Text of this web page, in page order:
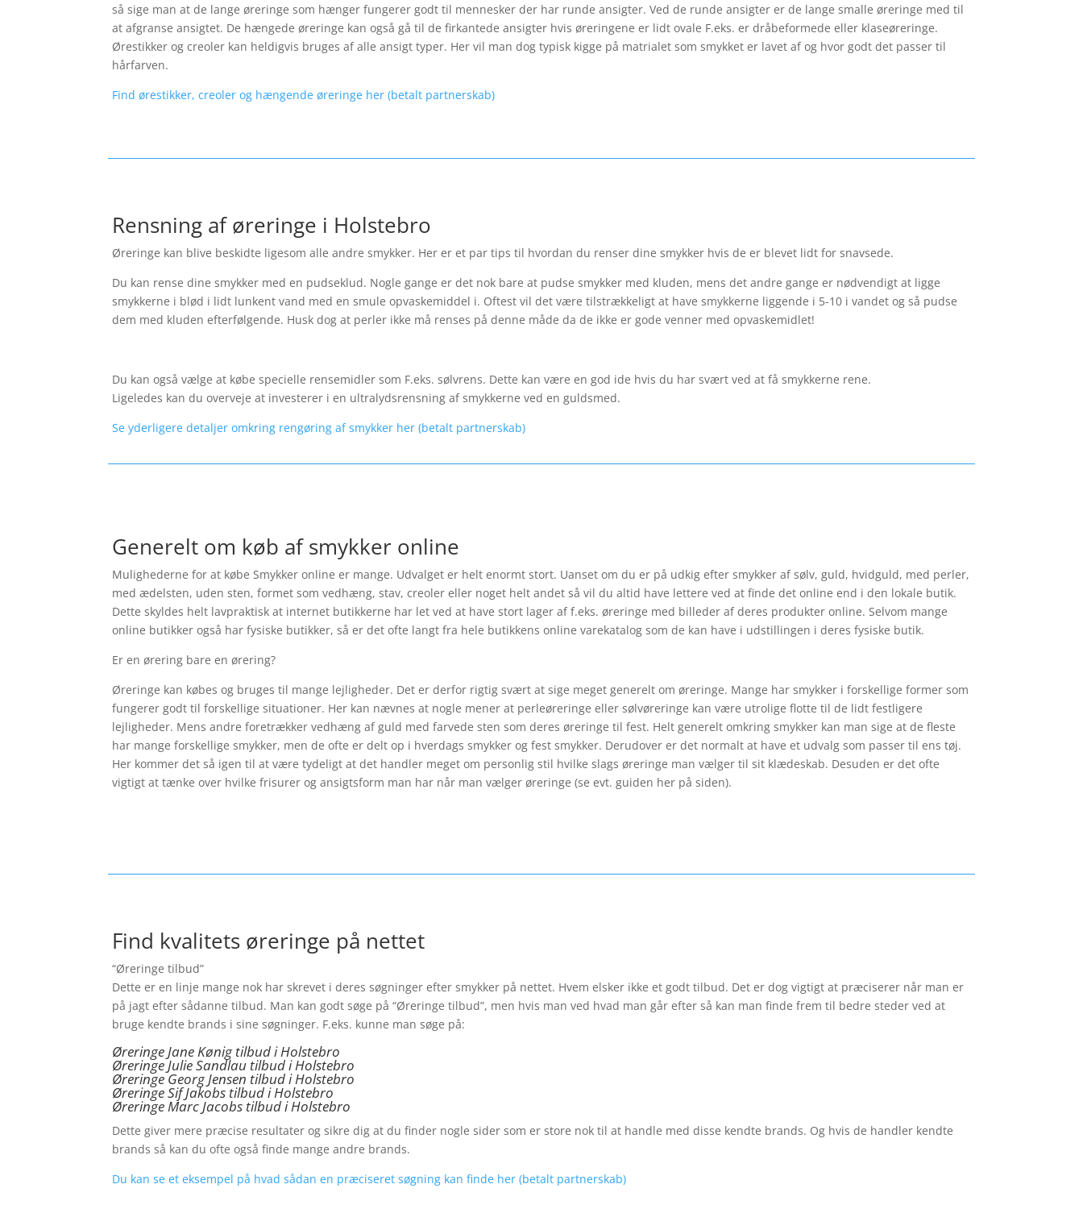
så sige man at de lange øreringe som hænger fungerer godt til mennesker der har runde ansigter. Ved de runde ansigter er de lange smalle øreringe med til
at afgranse ansigtet. De hængede øreringe kan også gå til de firkantede ansigter hvis øreringene er lidt ovale F.eks. er dråbeformede eller klaseøreringe.
Ørestikker og creoler kan heldigvis bruges af alle ansigt typer. Her vil man dog typisk kigge på matrialet som smykket er lavet af og hvor godt det passer til
hårfarven.
Find ørestikker, creoler og hængende øreringe her (betalt partnerskab)
Rensning af øreringe i Holstebro
Øreringe kan blive beskidte ligesom alle andre smykker. Her er et par tips til hvordan du renser dine smykker hvis de er blevet lidt for snavsede.
Du kan rense dine smykker med en pudseklud. Nogle gange er det nok bare at pudse smykker med kluden, mens det andre gange er nødvendigt at ligge
smykkerne i blød i lidt lunkent vand med en smule opvaskemiddel i. Oftest vil det være tilstrækkeligt at have smykkerne liggende i 5-10 i vandet og så pudse
dem med kluden efterfølgende. Husk dog at perler ikke må renses på denne måde da de ikke er gode venner med opvaskemidlet!
Du kan også vælge at købe specielle rensemidler som F.eks. sølvrens. Dette kan være en god ide hvis du har svært ved at få smykkerne rene.
Ligeledes kan du overveje at investerer i en ultralydsrensning af smykkerne ved en guldsmed.
Se yderligere detaljer omkring rengøring af smykker her (betalt partnerskab)
Generelt om køb af smykker online
Mulighederne for at købe Smykker online er mange. Udvalget er helt enormt stort. Uanset om du er på udkig efter smykker af sølv, guld, hvidguld, med perler,
med ædelsten, uden sten, formet som vedhæng, stav, creoler eller noget helt andet så vil du altid have lettere ved at finde det online end i den lokale butik.
Dette skyldes helt lavpraktisk at internet butikkerne har let ved at have stort lager af f.eks. øreringe med billeder af deres produkter online. Selvom mange
online butikker også har fysiske butikker, så er det ofte langt fra hele butikkens online varekatalog som de kan have i udstillingen i deres fysiske butik.
Er en ørering bare en ørering?
Øreringe kan købes og bruges til mange lejligheder. Det er derfor rigtig svært at sige meget generelt om øreringe. Mange har smykker i forskellige former som
fungerer godt til forskellige situationer. Her kan nævnes at nogle mener at perleøreringe eller sølvøreringe kan være utrolige flotte til de lidt festligere
lejligheder. Mens andre foretrækker vedhæng af guld med farvede sten som deres øreringe til fest. Helt generelt omkring smykker kan man sige at de fleste
har mange forskellige smykker, men de ofte er delt op i hverdags smykker og fest smykker. Derudover er det normalt at have et udvalg som passer til ens tøj.
Her kommer det så igen til at være tydeligt at det handler meget om personlig stil hvilke slags øreringe man vælger til sit klædeskab. Desuden er det ofte
vigtigt at tænke over hvilke frisurer og ansigtsform man har når man vælger øreringe (se evt. guiden her på siden).
Find kvalitets øreringe på nettet
“Øreringe tilbud”
Dette er en linje mange nok har skrevet i deres søgninger efter smykker på nettet. Hvem elsker ikke et godt tilbud. Det er dog vigtigt at præciserer når man er
på jagt efter sådanne tilbud. Man kan godt søge på “Øreringe tilbud”, men hvis man ved hvad man går efter så kan man finde frem til bedre steder ved at
bruge kendte brands i sine søgninger. F.eks. kunne man søge på:
Øreringe Jane Kønig tilbud i Holstebro
Øreringe Julie Sandlau tilbud i Holstebro
Øreringe Georg Jensen tilbud i Holstebro
ØreringeSif Jakobs tilbud i Holstebro
Øreringe Marc Jacobs tilbud i Holstebro
Dette giver mere præcise resultater og sikre dig at du finder nogle sider som er store nok til at handle med disse kendte brands. Og hvis de handler kendte
brands så kan du ofte også finde mange andre brands.
Du kan se et eksempel på hvad sådan en præciseret søgning kan finde her (betalt partnerskab)